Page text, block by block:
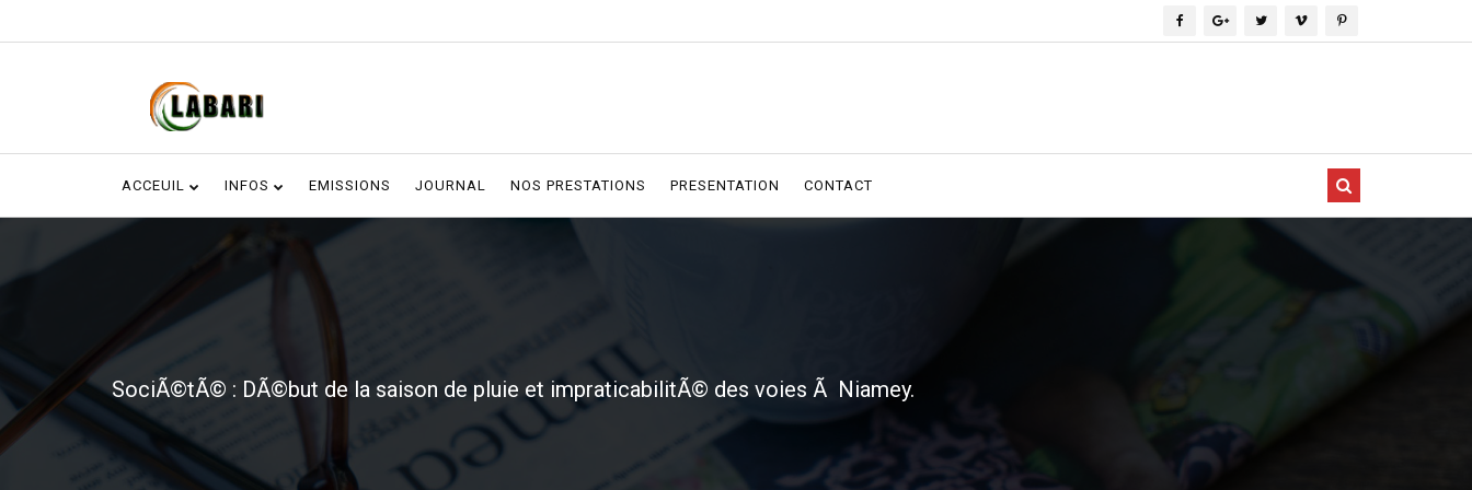
ACCEUIL INFOS EMISSIONS JOURNAL NOS PRESTATIONS PRESENTATION CONTACT
SociÃ©tÃ© : DÃ©but de la saison de pluie et impraticabilitÃ© des voies Ã Niamey.